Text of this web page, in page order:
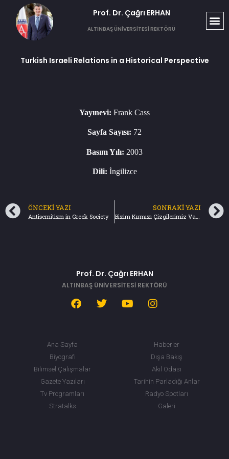
Prof. Dr. Çağrı ERHAN​
ALTINBAŞ ÜNİVERSİTESİ REKTÖRÜ
Turkish Israeli Relations in a Historical Perspective
Yayınevi: Frank Cass
Sayfa Sayısı: 72
Basım Yılı: 2003
Dili: İngilizce
ÖNCEKI YAZI
Antisemitism in Greek Society
SONRAKI YAZI
Bizim Kırmızı Çizgilerimiz Vardı
Prof. Dr. Çağrı ERHAN
ALTINBAŞ ÜNİVERSİTESİ REKTÖRÜ
Ana Sayfa
Biyografi
Bilimsel Çalışmalar
Gazete Yazıları
Tv Programları
Stratalks
Haberler
Dışa Bakış
Akıl Odası
Tarihin Parladığı Anlar
Radyo Spotları
Galeri